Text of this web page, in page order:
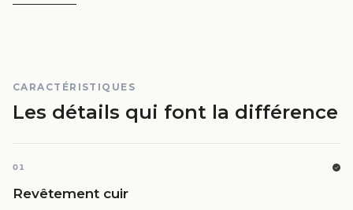
CARACTÉRISTIQUES
Les détails qui font la différence
01
Revêtement cuir